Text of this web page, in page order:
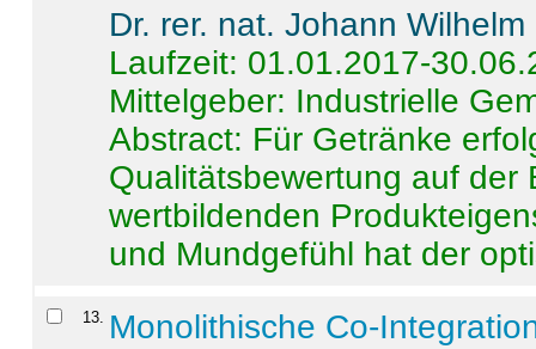
Dr. rer. nat. Johann
Laufzeit: 01.01.2017-
Mittelgeber: Industrielle
Abstract: Für Getränke
Qualitätsbewertung auf der
wertbildenden
und Mundgefühl hat der
13
Monolithische Co-